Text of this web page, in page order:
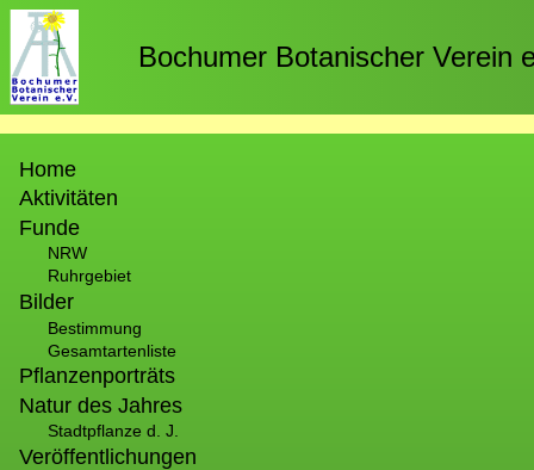
Direkt
zum
Inhalt
Bochumer Botanischer Verein
Home
Aktivitäten
Funde
NRW
Ruhrgebiet
Bilder
Bestimmung
Gesamtartenliste
Pflanzenporträts
Natur des Jahres
Stadtpflanze d. J.
Veröffentlichungen